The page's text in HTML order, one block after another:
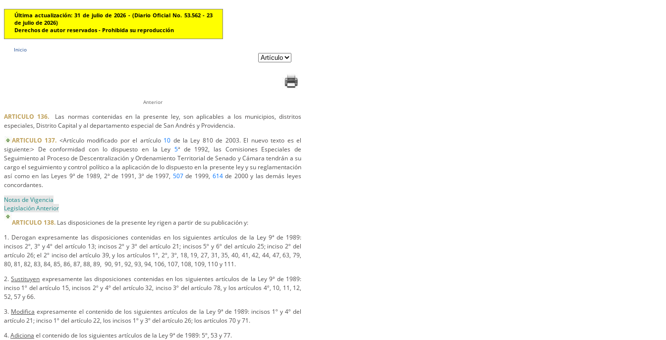
Última actualización: 31 de julio de 2026 - (Diario Oficial No. 53.562 - 23
de julio de 2026)
Derechos de autor reservados - Prohibida su reproducción
Inicio
Anterior
ARTICULO 136.
Las normas contenidas en la presente ley, son aplicables a los municipios, distritos
especiales, Distrito Capital y al departamento especial de San Andrés y Providencia.
ARTICULO 137. <Artículo modificado por el artículo 10 de la Ley 810 de 2003. El nuevo texto es el
siguiente:> De conformidad con lo dispuesto en la Ley 5ª de 1992, las Comisiones Especiales de
Seguimiento al Proceso de Descentralización y Ordenamiento Territorial de Senado y Cámara tendrán a su
cargo el seguimiento y control político a la aplicación de lo dispuesto en la presente ley y su reglamentación
así como en las Leyes 9ª de 1989, 2ª de 1991, 3ª de 1997, 507de 1999, 614de 2000 y las demás leyes
concordantes.
Notas de Vigencia
Legislación Anterior
ARTICULO 138. Las disposiciones de la presente ley rigen a partir de su publicación y:
1. Derogan expresamente las disposiciones contenidas en los siguientes artículos de la Ley 9ª de 1989:
incisos 2º, 3º y 4º del artículo 13; incisos 2º y 3º del artículo 21; incisos 5º y 6º del artículo 25; inciso 2º del
artículo 26; el 2º inciso del artículo 39, y los artículos 1º, 2º, 3º, 18, 19, 27, 31, 35, 40, 41, 42, 44, 47, 63, 79,
80, 81, 82, 83, 84, 85, 86, 87, 88, 89, 90, 91, 92, 93, 94, 106, 107, 108, 109, 110 y 111.
2.Sustituyen expresamente las disposiciones contenidas en los siguientes artículos de la Ley 9ª de 1989:
inciso 1º del artículo 15, incisos 2º y 4º del artículo 32, inciso 3º del artículo 78, y los artículos 4º, 10, 11, 12,
52, 57 y 66.
3. Modifica expresamente el contenido de los siguientes artículos de la Ley 9ª de 1989: incisos 1º y 4º del
artículo 21; inciso 1º del artículo 22, los incisos 1º y 3º del artículo 26; los artículos 70 y 71.
4.Adiciona el contenido de los siguientes artículos de la Ley 9ª de 1989: 5º, 53 y 77.